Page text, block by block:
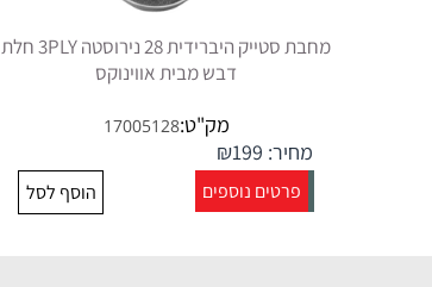
מחבת סטייק היברידית 28 נירוסטה 3PLY חלת
דבש מבית אווינוקס
מק"ט:17005128
מחיר: ₪199
פרטים נוספים הוסף לסל